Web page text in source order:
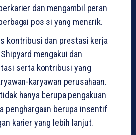
dan mengambil peran
posisi yang menarik.
kontribusi dan prestasi kerja
mengakui dan
serta kontribusi yang
karyawan perusahaan.
hanya berupa pengakuan
penghargaan berupa insentif
karier yang lebih lanjut.